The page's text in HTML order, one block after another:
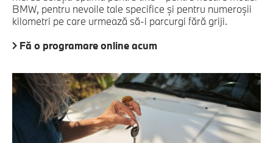
BMW, pentru nevoile tale specifice şi pentru numeroşii
kilometri pe care urmează să-i parcurgi fără griji.
Fă o programare online acum